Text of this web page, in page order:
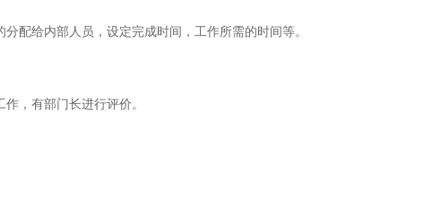
分配给内部人员，设定完成时间，工作所需的时间等。
，有部门长进行评价。